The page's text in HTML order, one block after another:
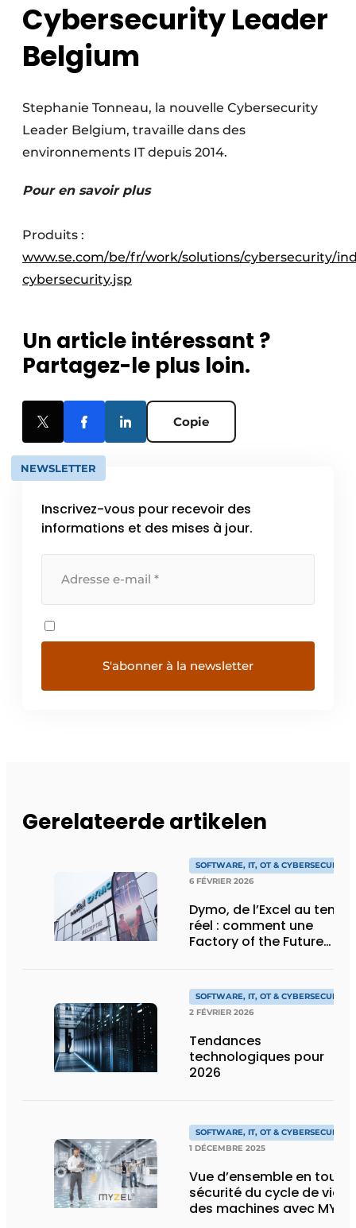
Cybersecurity Leader
Belgium
Stephanie Tonneau, la nouvelle Cybersecurity
Leader Belgium, travaille dans des
environnements IT depuis 2014.
Pour en savoir plus
Produits :
www.se.com/be/fr/work/solutions/cybersecurity/
cybersecurity.jsp
Un article intéressant ?
Partagez-le plus loin.
Copie
NEWSLETTER
Inscrivez-vous pour recevoir des
informations et des mises à jour.
Gerelateerde artikelen
SOFTWARE, IT, OT & CYBERSECURITY
6 FÉVRIER 2026
Dymo, de l’Excel au temps
réel : comment une
Factory of the Future
SOFTWARE, IT, OT & CYBERSECURITY
2 FÉVRIER 2026
Tendances
technologiques pour
2026
SOFTWARE, IT, OT & CYBERSECURITY
1 DÉCEMBRE 2025
Vue d’ensemble en toute
sécurité du cycle de vie
des machines avec MYZEL